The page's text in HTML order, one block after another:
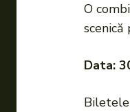
O
scenică
Data: